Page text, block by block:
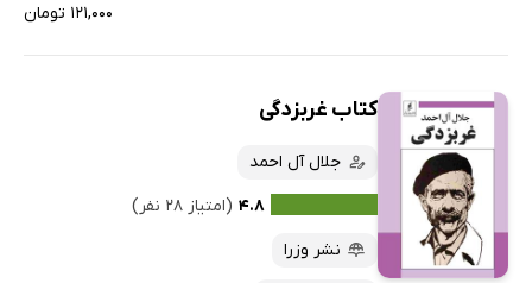
۱۲۱,۰۰۰ تومان
کتاب غربزدگی
جلال آل احمد
۴.۸ (امتیاز ۲۸ نفر)
نشر وزرا